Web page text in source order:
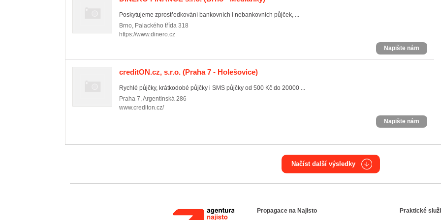
Poskytujeme zprostředkování bankovních i nebankovních půjček, ...
Brno, Palackého třída 318
https://www.dinero.cz
Napište nám
creditON.cz, s.r.o. (Praha 7 - Holešovice)
Rychlé půjčky, krátkodobé půjčky i SMS půjčky od 500 Kč do 20000 ...
Praha 7,Argentinská 286
www.crediton.cz/
Napište nám
Načíst další výsledky
Agentura NajistoPropagace na Najisto Praktické